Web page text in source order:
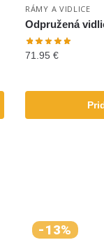
RÁMY A VIDLICE
Odpružená
71.95 €
-13%